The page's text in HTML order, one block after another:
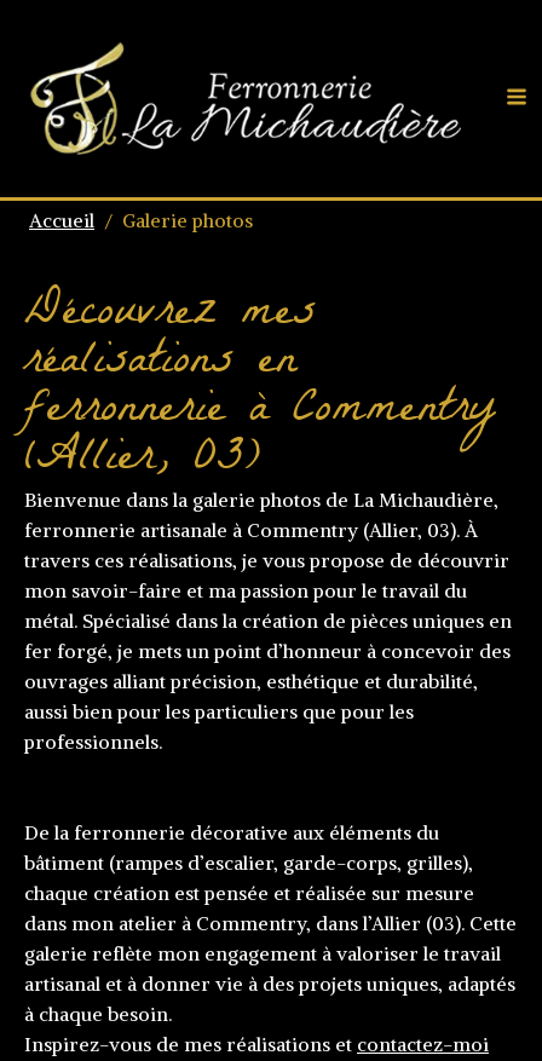
Accueil / Galerie photos
Découvrez mes
réalisations en
ferronnerie à Commentry
(Allier, 03)
Bienvenue dans la galerie photos de La Michaudière,
ferronnerie artisanale à Commentry (Allier, 03). À
travers ces réalisations, je vous propose de découvrir
mon savoir-faire et ma passion pour le travail du
métal. Spécialisé dans la création de pièces uniques en
fer forgé, je mets un point d’honneur à concevoir des
ouvrages alliant précision, esthétique et durabilité,
aussi bien pour les particuliers que pour les
professionnels.
De la ferronnerie décorative aux éléments du
bâtiment (rampes d’escalier, garde-corps, grilles),
chaque création est pensée et réalisée sur mesure
dans mon atelier à Commentry, dans l’Allier (03). Cette
galerie reflète mon engagement à valoriser le travail
artisanal et à donner vie à des projets uniques, adaptés
à chaque besoin.
Inspirez-vous de mes réalisations et contactez-moi